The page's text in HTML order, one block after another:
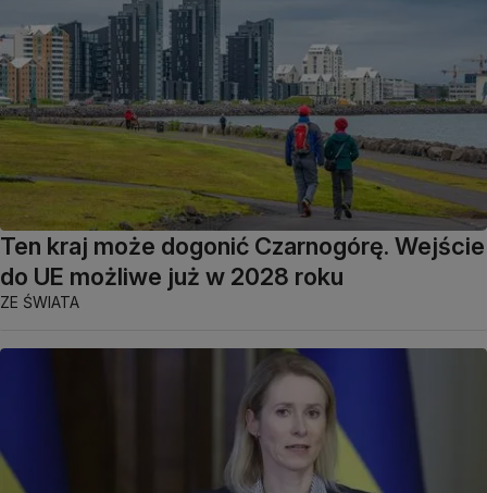
Ten kraj może dogonić Czarnogórę. Wejście
do UE możliwe już w 2028 roku
ZE ŚWIATA